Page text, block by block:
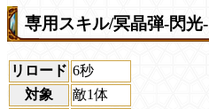
専用スキル/冥晶弾-閃光-
リロード 6秒
対象
敵1体